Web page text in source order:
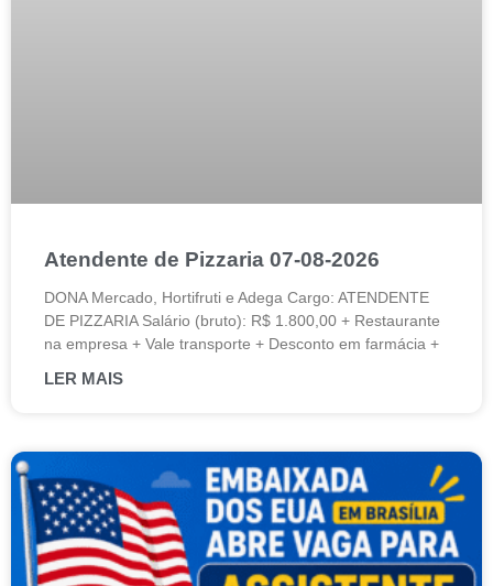
Atendente de Pizzaria 07-08-2026
DONA Mercado, Hortifruti e Adega Cargo: ATENDENTE
DE PIZZARIA Salário (bruto): R$ 1.800,00 + Restaurante
na empresa + Vale transporte + Desconto em farmácia +
LER MAIS